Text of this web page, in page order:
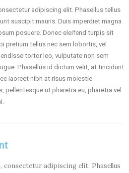
adipiscing elit. Phasellus tellus
suscipit mauris. Duis imperdiet magna
posuere. Donec eleifend turpis sit
pretium tellus nec sem lobortis, vel
tortor leo, vulputate non sem
Phasellus id dictum velit, at tincidunt
laoreet nibh at risus molestie
pellentesque ut pharetra eu, pharetra vel
adipiscing elit. Phasellus